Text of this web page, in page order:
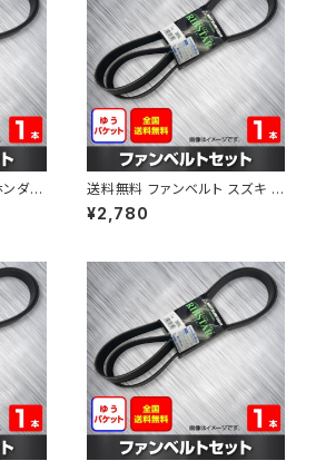
ダ フ
H25.
1本 H
送料無料 ファンベルト スズキ ス
ペーシア 型式MK32S H25.03
～H30.02 （国内トップメーカ
¥2,780